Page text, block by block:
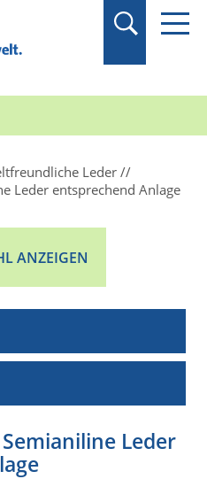
Leder
Leder entsprechend Anlage
ANZEIGEN
Leder